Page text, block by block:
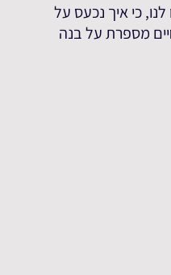
כי איך נכעס על
מספרת על בנה